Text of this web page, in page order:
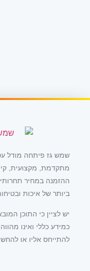
שמש גז פיתחה מודל
מתקדמת, מקצועית,
ההזמנה במחיר
ביותר של איכות
יש לציין כי התוכן
כמידע כללי ואינו
להתייחס אליו או